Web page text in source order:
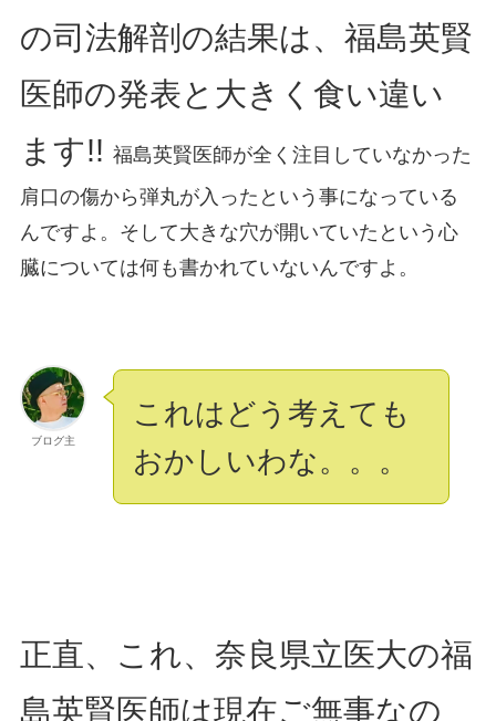
の司法解剖の結果は、福島英賢
医師の発表と大きく食い違い
ます!! 福島英賢医師が全く注目していなかった
肩口の傷から弾丸が入ったという事になっている
んですよ。そして大きな穴が開いていたという心
臓については何も書かれていないんですよ。
ブログ主
これはどう考えても
おかしいわな。。。
正直、これ、奈良県立医大の福
島英賢医師は現在ご無事なの